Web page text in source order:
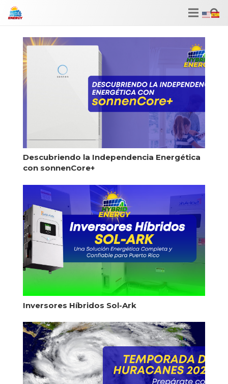
Descubriendo la Independencia Energética
con sonnenCore+
Inversores Híbridos Sol-Ark